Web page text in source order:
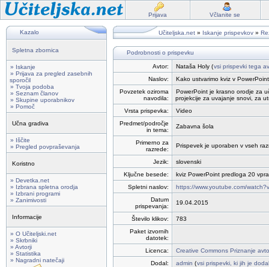
Prijava Včlanite se
Kazalo
Spletna zbornica
» Iskanje
» Prijava za pregled zasebnih
sporočil
» Tvoja podoba
» Seznam članov
» Skupine uporabnikov
» Pomoč
Učna gradiva
» Iščite
» Pregled povpraševanja
Koristno
» Devetka.net
» Izbrana spletna orodja
» Izbrani programi
» Zanimivosti
Informacije
» O Učiteljski.net
» Skrbniki
» Avtorji
» Statistika
» Nagradni natečaji
Učiteljska.net » Iskanje prispevkov »
Podrobnosti o prispevku
Avtor: Nataša Holy (vsi prispevki tega
Naslov:
Kako ustvarimo kviz v
Povzetek oziroma
navodila:
PowerPoint je krasno orodje za
projekcije za uvajanje snovi, za
Vrsta prispevka:
Video
Predmet/področje
in tema:
Zabavna šola
Primerno za
razrede:
Prispevek je uporaben v vseh
Jezik:
slovenski
Ključne besede:
kviz PowerPoint predloga 20
Spletni naslov:
https://www.youtube.com/
Datum
prispevanja:
19.04.2015
Število klikov:
783
Paket izvornih
datotek:
Licenca:
Creative Commons Priznanje
Dodal:
admin (vsi prispevki, ki jih je